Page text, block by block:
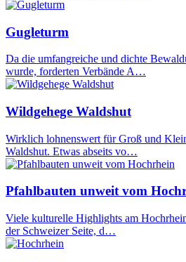
Gugleturm
Da die umfangreiche und dichte
wurde, forderten Verbände A…
Wildgehege Waldshut
Wirklich lohnenswert für Groß und
Waldshut. Etwas abseits vo…
Pfahlbauten unweit vom
Viele kulturelle Highlights am
der Schweizer Seite, d…